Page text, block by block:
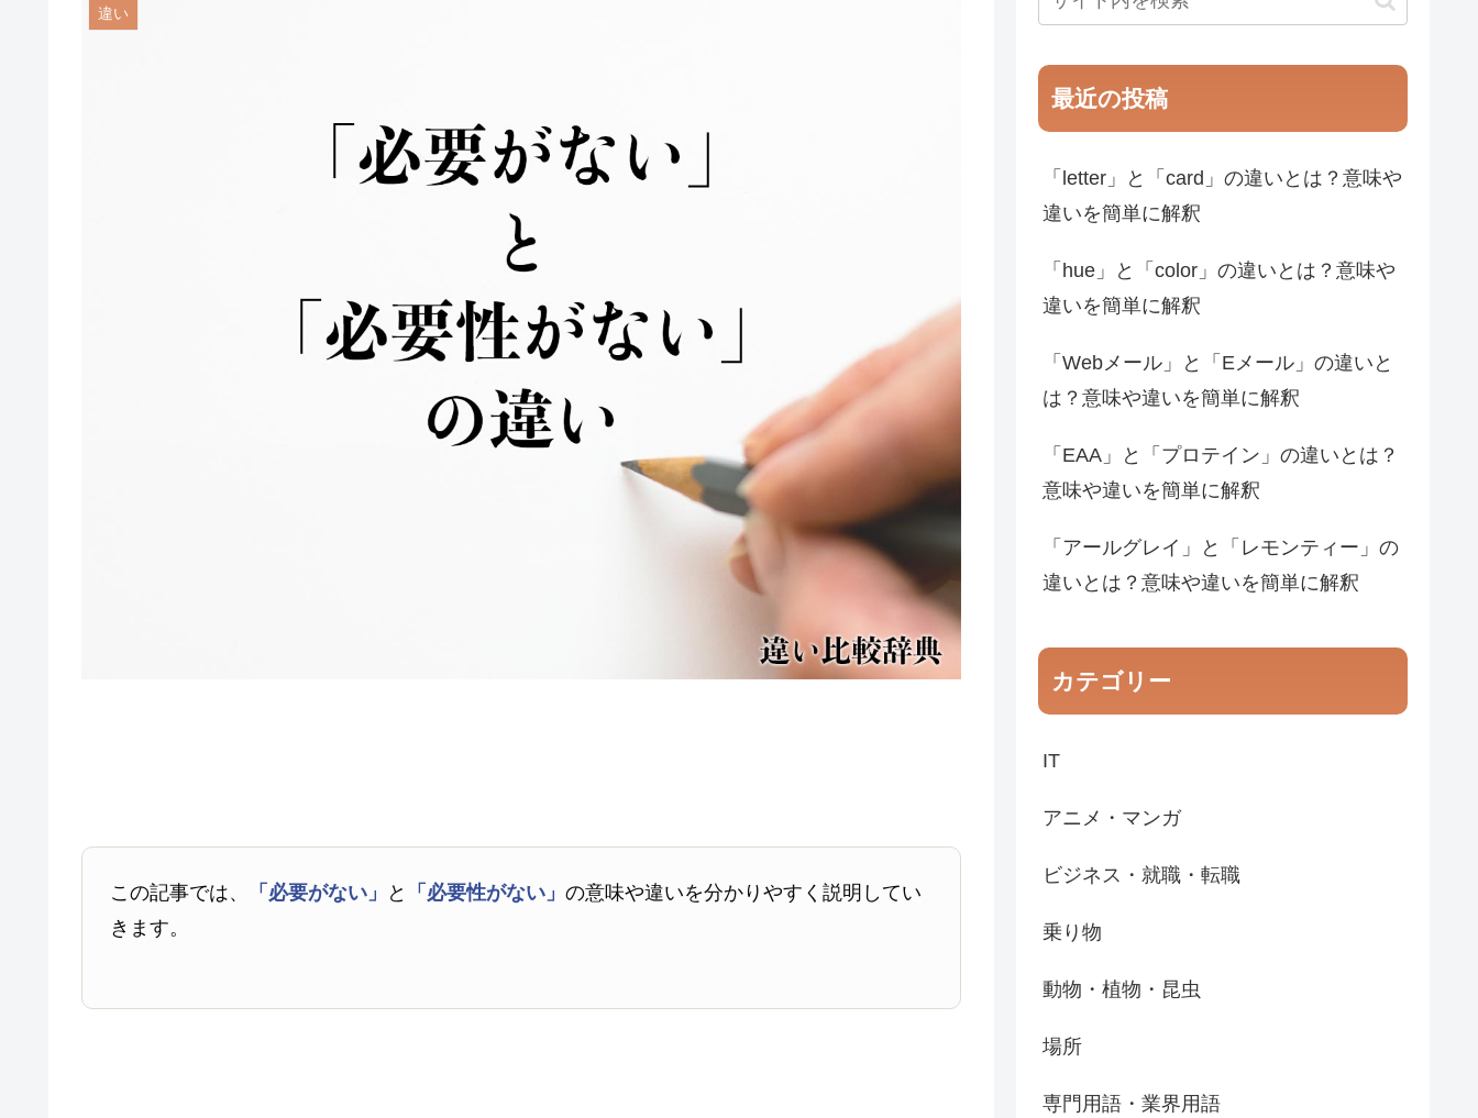
違い
この記事では、 「必要がない」 と 「必要性がない」の意味や違いを分かりやすく説明してい
きます。
最近の投稿
「letter」と「card」の違いとは？意味や
違いを簡単に解釈
「hue」と「color」の違いとは？意味や
違いを簡単に解釈
「Webメール」と「Eメール」の違いと
は？意味や違いを簡単に解釈
「EAA」と「プロテイン」の違いとは？
意味や違いを簡単に解釈
「アールグレイ」と「レモンティー」の
違いとは？意味や違いを簡単に解釈
カテゴリー
IT
アニメ・マンガ
ビジネス・就職・転職
乗り物
動物・植物・昆虫
場所
専門用語・業界用語